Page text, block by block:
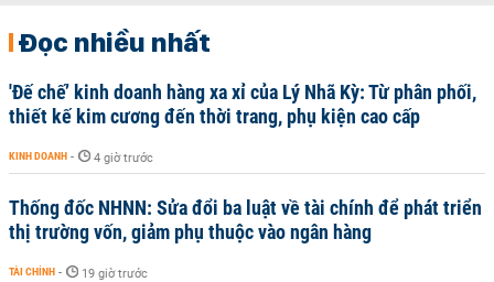
Đọc nhiều nhất
'Đế chế’ kinh doanh hàng xa xỉ của Lý Nhã Kỳ: Từ phân phối,
thiết kế kim cương đến thời trang, phụ kiện cao cấp
KINH DOANH - 4 giờ trước
Thống đốc NHNN: Sửa đổi ba luật về tài chính để phát triển
thị trường vốn, giảm phụ thuộc vào ngân hàng
TÀI CHÍNH - 19 giờ trước